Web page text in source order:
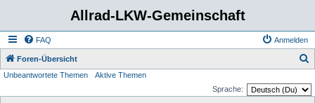
Allrad-LKW-Gemeinschaft
FAQ Anmelden
Foren-Übersicht
Unbeantwortete Themen
Aktive Themen
Sprache: